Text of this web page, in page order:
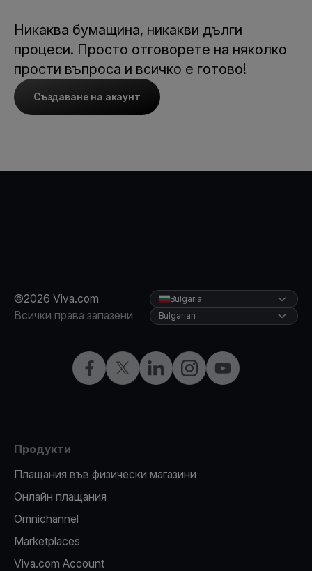
Никаква бумащина, никакви дълги
процеси. Просто отговорете на няколко
прости въпроса и всичко е готово!
Създаване на акаунт
©2026 Viva.com
Всички права запазени
Facebook
X LinkedInInstagramYouTube
Bulgaria
Bulgarian
Продукти
Плащания във физически магазини
Oнлайн плащания
Omnichannel
Marketplaces
Viva.com Account